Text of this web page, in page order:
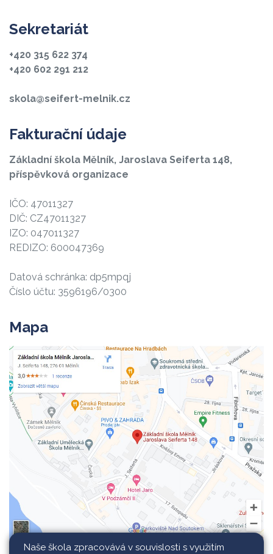
Sekretariát
+420 315 622 374
+420 602 291 212
skola@seifert-melnik.cz
Fakturační údaje
Základní škola Mělník, Jaroslava Seiferta 148,
příspěvková organizace
IČO: 47011327
DIČ: CZ47011327
IZO: 047011327
REDIZO: 600047369
Datová schránka: dp5mpqj
Číslo účtu: 3596196/0300
Mapa
Naše škola zpracovává v souvislosti s využitím